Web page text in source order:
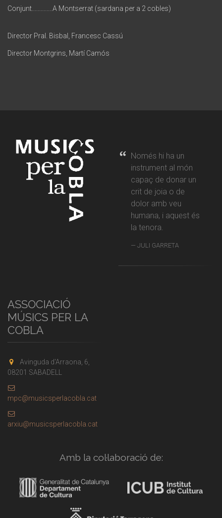
Conjunt..............A Montserrat (sardana per a 2 cobles)
Director Pral. Bisbal, Francesc Cassú
Director Montgrins, Martí Camós
Només hi ha un
instrument al món
capaç de donar un
crit de joia o de
dolor amb veu
humana, i aquest és
la tenora.
JULI GARRETA
ASSOCIACIÓ
MÚSICS PER LA
COBLA
Avinguda d'Arraona, 6,
08201 SABADELL
mpc@musicsperlacobla.cat
arxiu@musicsperlacobla.cat
Amb la col·laboració de: